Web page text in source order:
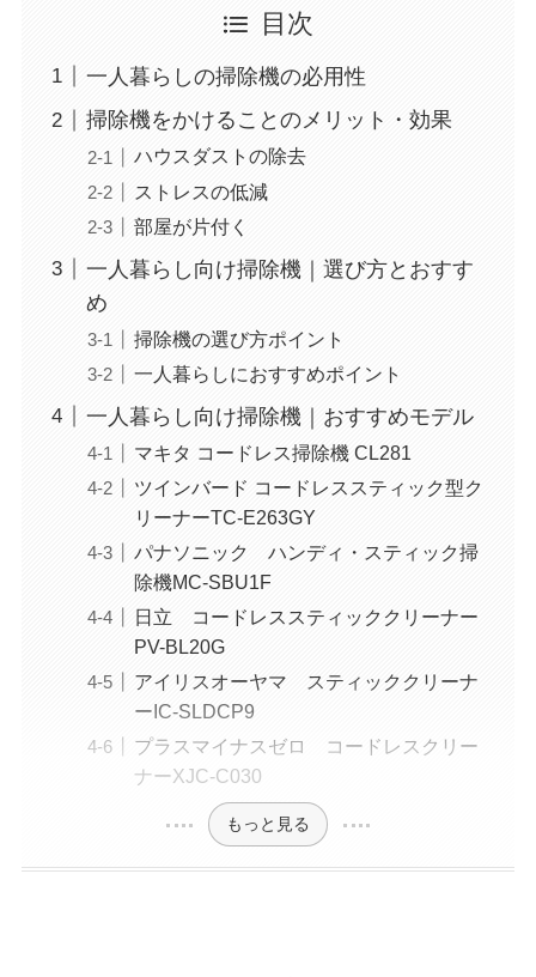
目次
一人暮らしの掃除機の必用性
掃除機をかけることのメリット・効果
ハウスダストの除去
ストレスの低減
部屋が片付く
一人暮らし向け掃除機｜選び方とおすす
め
掃除機の選び方ポイント
一人暮らしにおすすめポイント
一人暮らし向け掃除機｜おすすめモデル
マキタ コードレス掃除機 CL281
ツインバード コードレススティック型ク
リーナーTC-E263GY
パナソニック ハンディ・スティック掃
除機MC-SBU1F
日立 コードレススティッククリーナー
PV-BL20G
アイリスオーヤマ スティッククリーナ
ーIC-SLDCP9
プラスマイナスゼロ コードレスクリー
ナーXJC-C030
もっと見る